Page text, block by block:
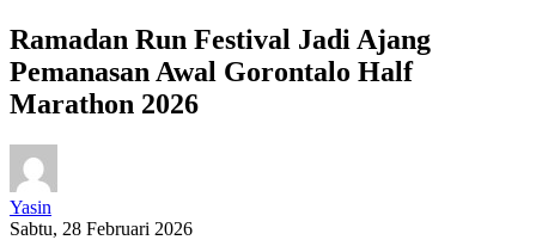
Ramadan Run Festival Jadi Ajang
Pemanasan Awal Gorontalo Half
Marathon 2026
Yasin
Sabtu, 28 Februari 2026